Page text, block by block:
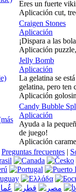
Eres un fuerte
Aplicación cut,
Craigen Stones
Aplicación
¡Dispara a las
Aplicación
Jelly Bomb
Aplicación
La gelatina se
gelatina, pero ten
Aplicación
Candy Bubble
Aplicación
Ayuda a la
de juego!
Aplicación
Preguntas frecuentes |